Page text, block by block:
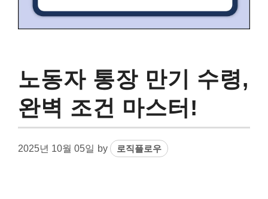
노동자 통장 만기 수령,
완벽 조건 마스터!
2025년 10월 05일 by 로직플로우